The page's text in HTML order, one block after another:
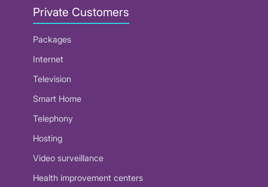
Private Customers
Packages
Internet
Television
Smart Home
Telephony
Hosting
Video surveillance
Health improvement centers